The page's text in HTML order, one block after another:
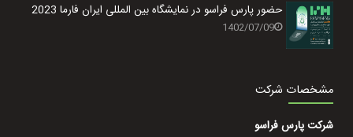
حضور پارس فراسو در نمایشگاه بین المللی ایران فارما 2023
1402/07/09
مشخصات شرکت
شرکت پارس فراسو